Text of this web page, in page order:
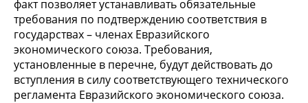
факт позволяет устанавливать обязательные
требования по подтверждению соответствия в
государствах – членах Евразийского
экономического союза. Требования,
установленные в перечне, будут действовать до
вступления в силу соответствующего технического
регламента Евразийского экономического союза.